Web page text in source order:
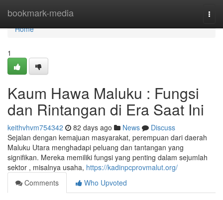
bookmark-media
Home
Home
1
Kaum Hawa Maluku : Fungsi
dan Rintangan di Era Saat Ini
keithvhvm754342 82 days ago News
Discuss
Sejalan dengan kemajuan masyarakat, perempuan dari daerah
Maluku Utara menghadapi peluang dan tantangan yang
signifikan. Mereka memiliki fungsi yang penting dalam sejumlah
sektor , misalnya usaha, https://kadinpcprovmalut.org/
Comments
Who Upvoted